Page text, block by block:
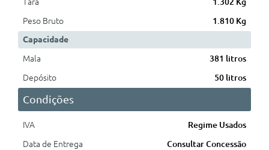
Tara
1.302 Kg
Peso Bruto
1.810 Kg
Capacidade
Mala
381 litros
Depósito
50 litros
Condições
IVA
Regime Usados
Data de Entrega
Consultar Concessão